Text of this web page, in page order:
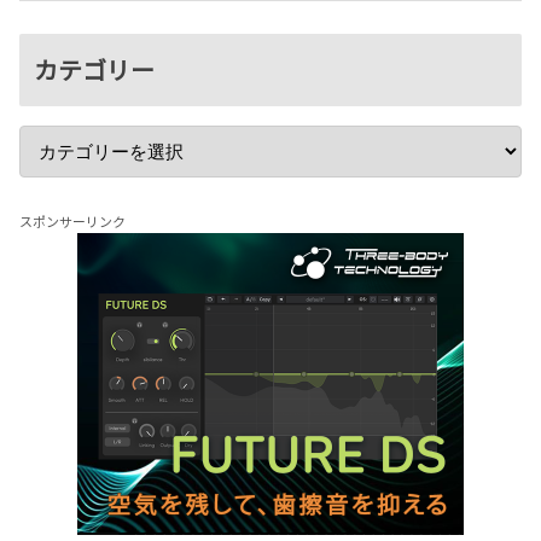
カテゴリー
スポンサーリンク